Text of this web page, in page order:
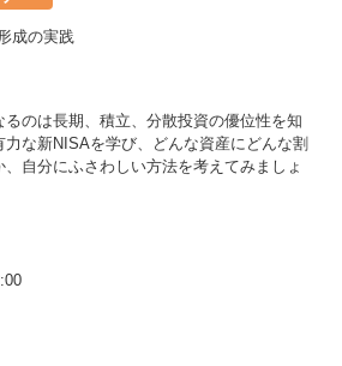
成の実践
のは長期、積立、分散投資の優位性を知
な新NISAを学び、どんな資産にどんな割
自分にふさわしい方法を考えてみましょ